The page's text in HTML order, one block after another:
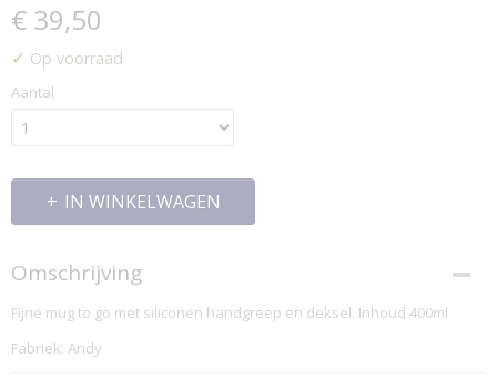
€ 39,50
✓ Op voorraad
Aantal
IN WINKELWAGEN
Omschrijving
Fijne mug to go met siliconen handgreep en deksel. Inhoud 400ml
Fabriek: Andy